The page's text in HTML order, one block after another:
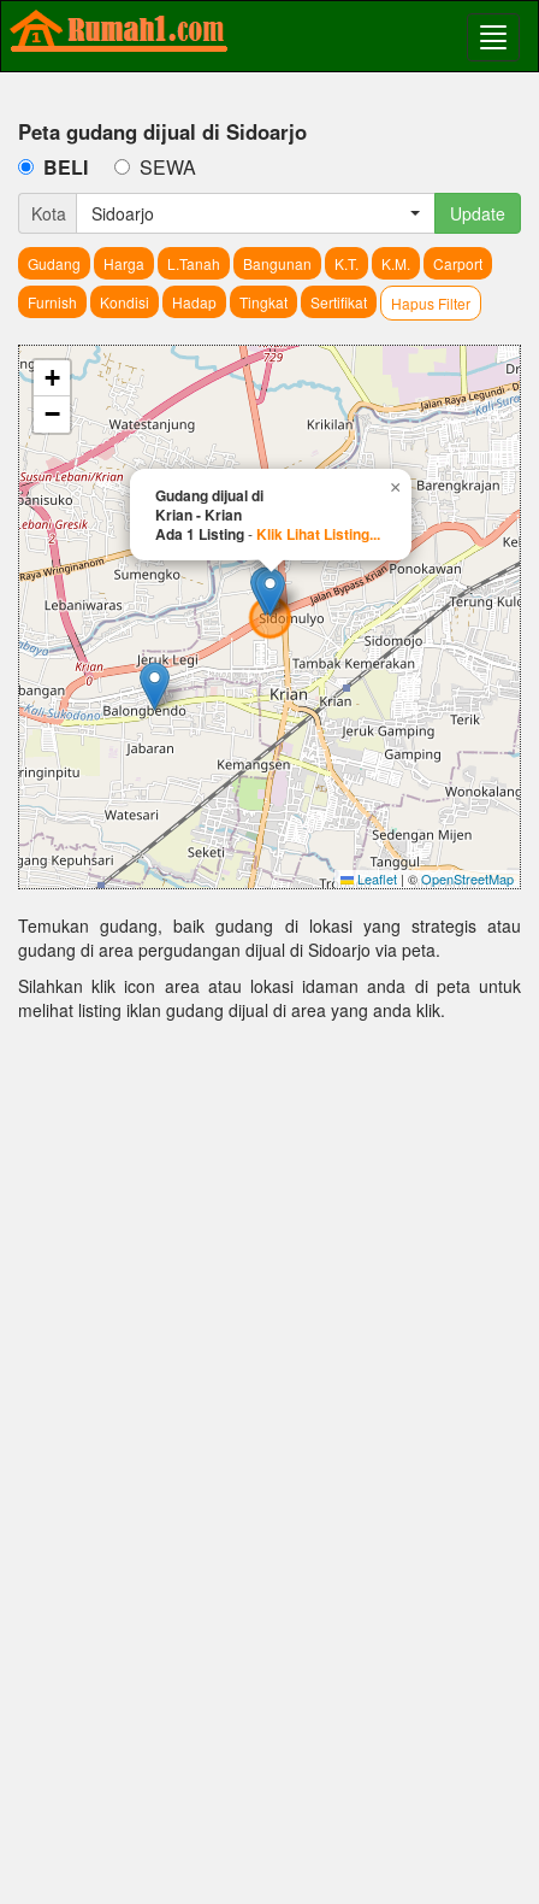
Peta gudang dijual di Sidoarjo
BELI SEWA
Kota Sidoarjo Update
Gudang Harga L.Tanah Bangunan K.T. K.M.
Carport
Furnish
Kondisi Hadap Tingkat Sertifikat Hapus Filter
Gudang dijual di
Krian - Krian
Ada 1 Listing-Klik Lihat Listing...
×
+
−
Leaflet | ©OpenStreetMap
Temukan gudang, baik gudang di lokasi yang strategis atau
gudang di area pergudangan dijual di Sidoarjo via peta.
Silahkan klik icon area atau lokasi idaman anda di peta untuk
melihat listing iklan gudang dijual di area yang anda klik.